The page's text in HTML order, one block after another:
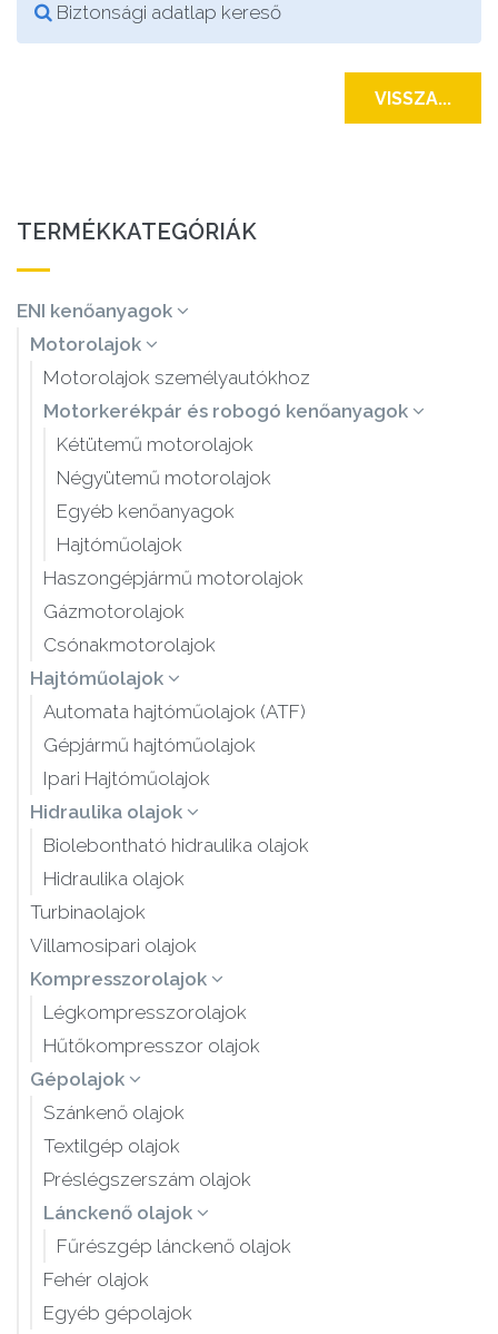
Biztonsági adatlap kereső
VISSZA...
TERMÉKKATEGÓRIÁK
ENI kenőanyagok
Motorolajok
Motorolajok személyautókhoz
Motorkerékpár és robogó kenőanyagok
Kétütemű motorolajok
Négyütemű motorolajok
Egyéb kenőanyagok
Hajtóműolajok
Haszongépjármű motorolajok
Gázmotorolajok
Csónakmotorolajok
Hajtóműolajok
Automata hajtóműolajok (ATF)
Gépjármű hajtóműolajok
Ipari Hajtóműolajok
Hidraulika olajok
Biolebontható hidraulika olajok
Hidraulika olajok
Turbinaolajok
Villamosipari olajok
Kompresszorolajok
Légkompresszorolajok
Hűtőkompresszor olajok
Gépolajok
Szánkenő olajok
Textilgép olajok
Préslégszerszám olajok
Lánckenő olajok
Fűrészgép lánckenő olajok
Fehér olajok
Egyéb gépolajok